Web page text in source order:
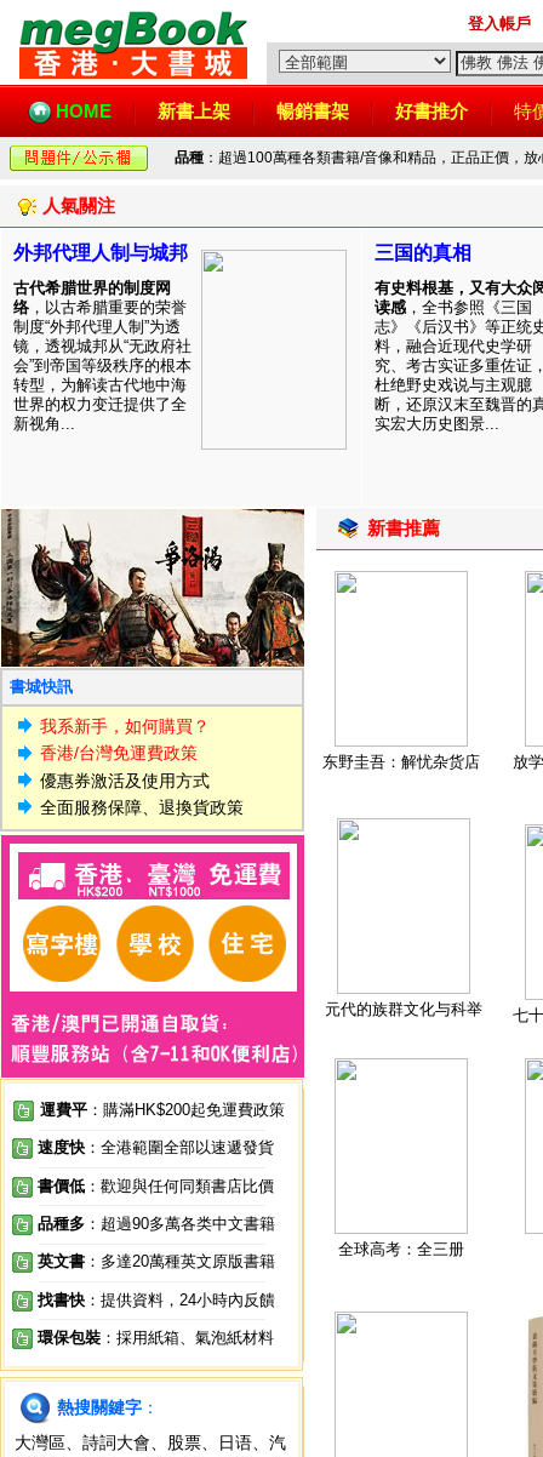
登入帳戶
HOME 新書上架 暢銷書架 好書推介 特
品種 ：超過100萬種各類書籍/音像和精品，正品正價，
人氣關注
外邦代理人制与城邦
古代希腊世界的制度网
络 ，以古希腊重要的荣誉
制度“外邦代理人制”为透
镜，透视城邦从“无政府社
会”到帝国等级秩序的根本
转型，为解读古代地中海
世界的权力变迁提供了全
新视角...
三国的真相
有史料根基，又有大众
读感 ，全书参照《三国
志》《后汉书》等正统
料，融合近现代史学研
究、考古实证多重佐证
杜绝野史戏说与主观臆
断，还原汉末至魏晋的
实宏大历史图景...
書城快訊
我系新手，如何購買？
香港/台灣免運費政策
優惠券激活及使用方式
全面服務保障、退換貨政策
運費平 ：購滿HK$200起免運費政策
速度快 ：全港範圍全部以速遞發貨
書價低 ：歡迎與任何同類書店比價
品種多 ：超過90多萬各类中文書籍
英文書 ：多達20萬種英文原版書籍
找書快 ：提供資料，24小時內反饋
環保包裝 ：採用紙箱、氣泡紙材料
熱搜關鍵字 ：
大灣區
詩詞大會 股票 日语
汽
新書推薦
东野圭吾：解忧杂货店 放
元代的族群文化与科举 七
全球高考：全三册